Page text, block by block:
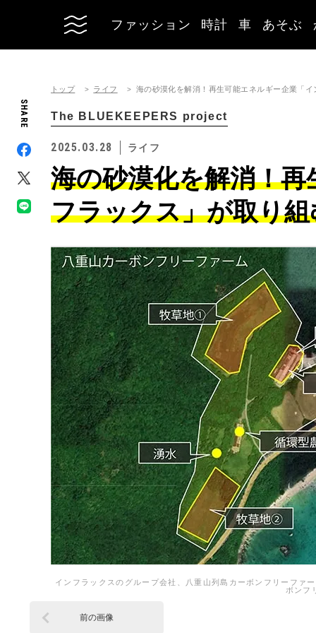
ファッション 時計 車 あそぶ
SHARE
トップ ライフ 海の砂漠化を解消！再生可能エネルギー企業「
The BLUEKEEPERS project
2025.03.28 ライフ
海の砂漠化を解消！
フラックス」が取り
インフラックスのグループ会社、八重山列島カーボンフリーファ
ボンフ
前の画像